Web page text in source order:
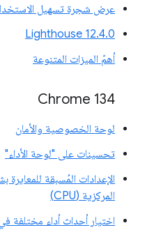
عرض شجرة تسهيل
‫Lighthouse 12.4.0
أهمّ الميزات المتنوعة
‫Chrome 134
لوحة الخصوصية والأمان
تحسينات على "لوحة الأداء"
الإعدادات المُسبقة للمعايرة
المركزية (CPU)
اختيار أحداث أداء مختلفة